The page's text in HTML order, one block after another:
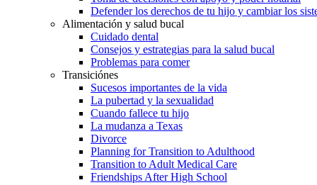
Defender los derechos de tu hijo y cambiar los
Alimentación y salud bucal
Cuidado dental
Consejos y estrategias para la salud bucal
Problemas para comer
Transiciónes
Sucesos importantes de la vida
La pubertad y la sexualidad
Cuando fallece tu hijo
La mudanza a Texas
Divorce
Planning for Transition to Adulthood
Transition to Adult Medical Care
Friendships After High School